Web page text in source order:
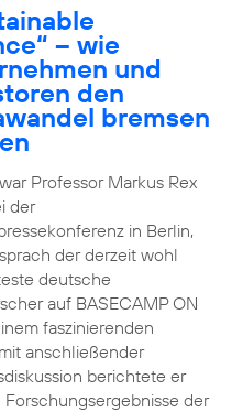
– wie
und
den
bremsen
Professor Markus Rex
der
in Berlin,
der derzeit wohl
deutsche
auf BASECAMP ON
faszinierenden
anschließender
berichtete er
Forschungsergebnisse der